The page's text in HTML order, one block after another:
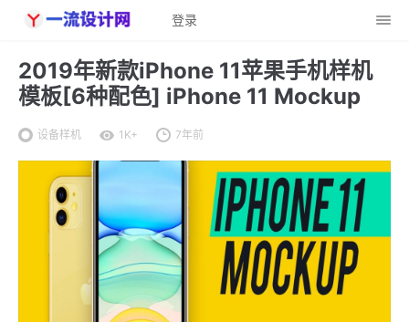
登录
2019年新款iPhone 11苹果手机样机
模板[6种配色] iPhone 11 Mockup
设备样机 1K+ 7年前